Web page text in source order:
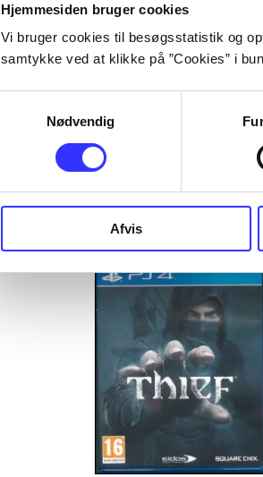
Hjemmesiden bruger cookies
Vi bruger cookies til besøgsstatistik og
samtykke ved at klikke på ”Cookies” i
Nødvendig
Afvis
...
...